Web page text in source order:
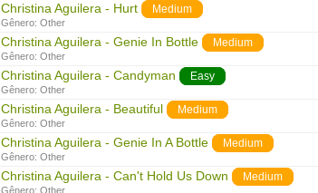
Christina Aguilera - Hurt Medium
Gênero: Other
Christina Aguilera - Genie In Bottle Medium
Gênero: Other
Christina Aguilera - Candyman Easy
Gênero: Other
Christina Aguilera - Beautiful Medium
Gênero: Other
Christina Aguilera - Genie In A Bottle Medium
Gênero: Other
Christina Aguilera - Can't Hold Us Down Medium
Gênero: Other